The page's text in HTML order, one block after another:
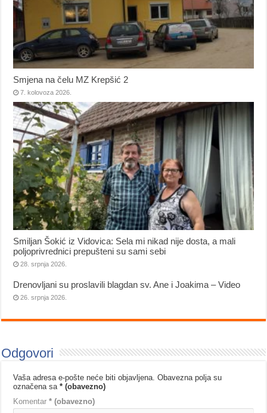
Smjena na čelu MZ Krepšić 2
7. kolovoza 2026.
Smiljan Šokić iz Vidovica: Sela mi nikad nije dosta, a mali
poljoprivrednici prepušteni su sami sebi
28. srpnja 2026.
Drenovljani su proslavili blagdan sv. Ane i Joakima – Video
26. srpnja 2026.
Odgovori
Vaša adresa e-pošte neće biti objavljena. Obavezna polja su
označena sa* (obavezno)
Komentar* (obavezno)